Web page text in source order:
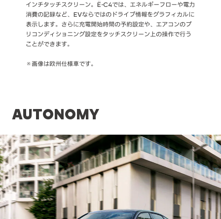
インチタッチスクリーン。Ë-C4では、エネルギーフローや電力
消費の記録など、EVならではのドライブ情報をグラフィカルに
表示します。さらに充電開始時間の予約設定や、エアコンのプ
リコンディショニング設定をタッチスクリーン上の操作で行う
ことができます。
※画像は欧州仕様車です。
AUTONOMY